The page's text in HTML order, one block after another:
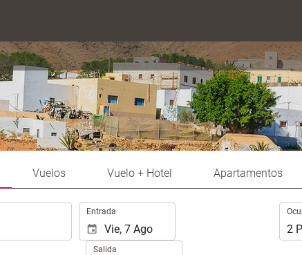
Vuelos Vuelo + Hotel Apartamentos
Entrada
Salida
2